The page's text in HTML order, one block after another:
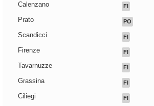
Calenzano FI
Prato PO
Scandicci FI
Firenze FI
Tavarnuzze FI
Grassina FI
Ciliegi FI